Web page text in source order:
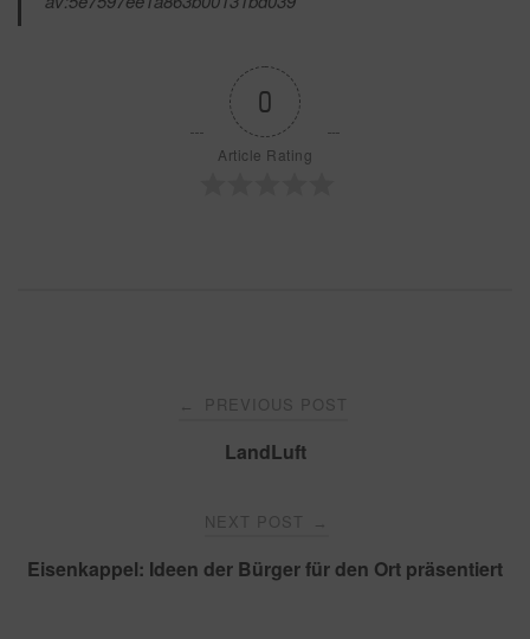
0
Article Rating
← PREVIOUS POST
LandLuft
NEXT POST →
Eisenkappel: Ideen der Bürger für den Ort präsentiert